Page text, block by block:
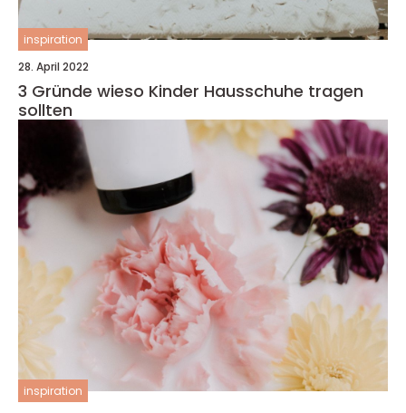
inspiration
28. April 2022
3 Gründe wieso Kinder Hausschuhe tragen
sollten
inspiration